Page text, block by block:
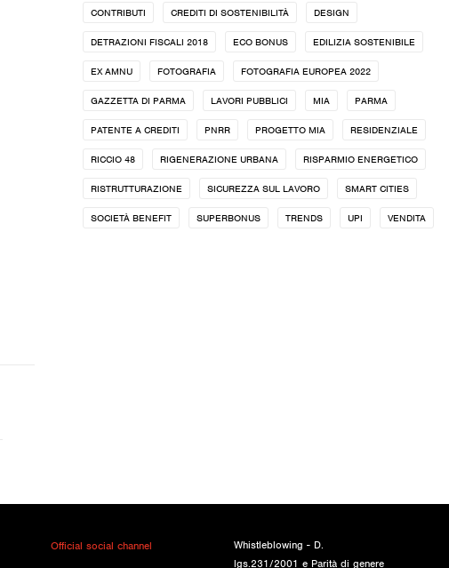
CONTRIBUTI CREDITI DI SOSTENIBILITÀ DESIGN
DETRAZIONI FISCALI 2018 ECO BONUS EDILIZIA SOSTENIBILE
EX AMNU FOTOGRAFIA FOTOGRAFIA EUROPEA 2022
GAZZETTA DI PARMA LAVORI PUBBLICI MIA PARMA
PATENTE A CREDITI PNRR PROGETTO MIA RESIDENZIALE
RICCIO 48 RIGENERAZIONE URBANA RISPARMIO ENERGETICO
RISTRUTTURAZIONE SICUREZZA SUL LAVORO SMART CITIES
SOCIETÀ BENEFIT SUPERBONUS TRENDS UPI VENDITA
Official social channel
Whistleblowing - D.
lgs.231/2001 e Parità di genere